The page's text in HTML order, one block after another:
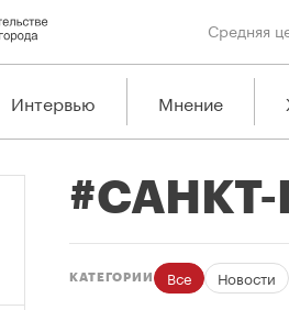
Средняя
Интервью Мнение
#САНКТ-
КАТЕГОРИИ Все Новости